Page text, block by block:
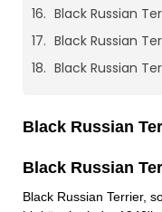
Black Russian
Black Russian
Black Russian
Black Russian
Black Russian
Black Russian Terrier,